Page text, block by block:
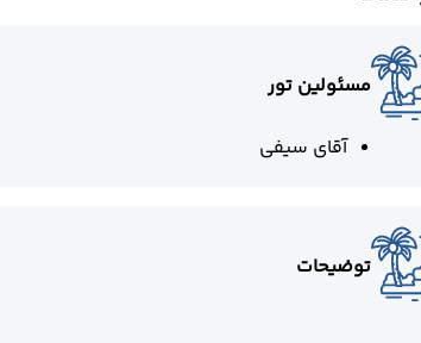
مسئولین تور
آقای سیفی
توضیحات